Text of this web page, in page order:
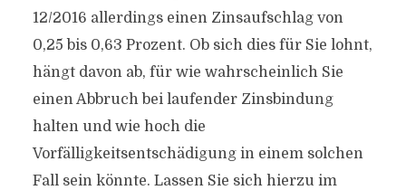
12/2016 allerdings einen Zinsaufschlag von
0,25 bis 0,63 Prozent. Ob sich dies für Sie lohnt,
hängt davon ab, für wie wahrscheinlich Sie
einen Abbruch bei laufender Zinsbindung
halten und wie hoch die
Vorfälligkeitsentschädigung in einem solchen
Fall sein könnte. Lassen Sie sich hierzu im